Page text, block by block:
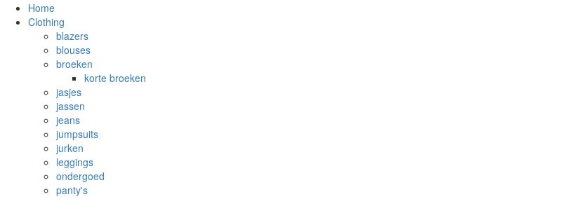
Home
Clothing
blazers
blouses
broeken
korte broeken
jasjes
jassen
jeans
jumpsuits
jurken
leggings
ondergoed
panty's